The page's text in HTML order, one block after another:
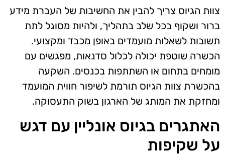
צוות הגיוס צריך להבין את החשיבות של העברת מידע
ברור ושקוף בכל שלב בתהליך, ולהיות מסוגל לתת
תשובות לשאלות מועמדים באופן מכבד ומקצועי.
הכשרה שוטפת יכולה לכלול סדנאות, מפגשים עם
מומחים בתחום או השתתפות בכנסים. השקעה
בהכשרת צוות הגיוס תורמת לשיפור חווית המועמד
ומחזקת את המותג של הארגון בשוק התעסוקה.
האתגרים בגיוס אונליין עם דגש
על שקיפות